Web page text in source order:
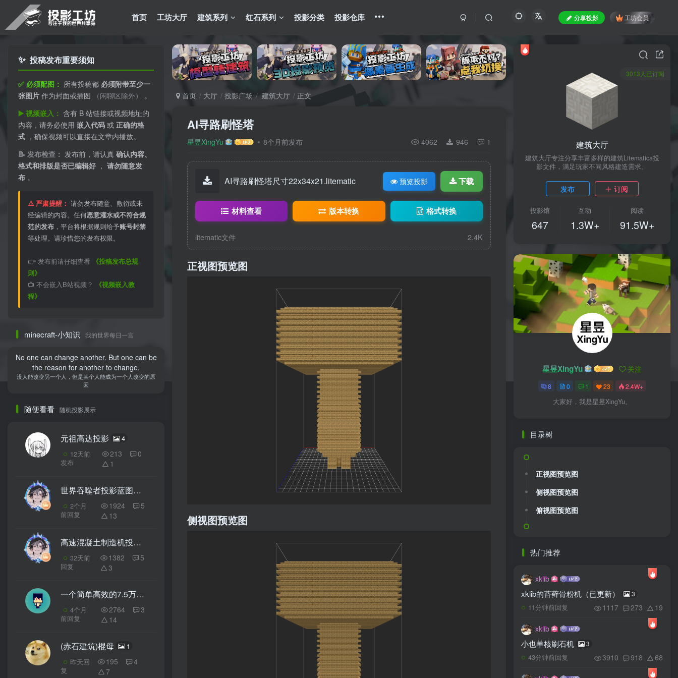
首页 工坊大厅 建筑系列 红石系列 投影分类 投影仓库 分享投影 工坊会员
✨ 投稿发布重要须知
✅ 必须配图： 所有投稿都 必须附带至少一
张图片 作为封面或插图 （闲聊区除外） 。
▶️ 视频嵌入： 含有 B 站链接或视频地址的
内容，请务必使用 嵌入代码 或 正确的格
式 ，确保视频可以直接在文章内播放。
📝 发布检查： 发布前，请认真 确认内容、
格式和排版是否已编辑好 ， 请勿随意发
布 。
⚠️ 严肃提醒： 请勿发布随意、敷衍或未
经编辑的内容。任何恶意灌水或不符合规
范的发布 ，平台将根据规则给予账号封禁
等处理。请珍惜您的发布权限。
👉 发布前请仔细查看 《投稿发布总规
则》
📺 不会嵌入B站视频？
《视频嵌入教
程》
minecraft-小知识 我的世界每日一言
No one can change another. But one can be
the reason for another to change.
没人能改变另一个人，但是某个人能成为一个人改变的原
因
随便看看 随机投影展示
元祖高达投影 4
12天前
发布
213
0
1
世界吞噬者投影蓝图（ilmango 加宽版 / 启动段）- 我的世界红石生电 3
2个月
前回复
1924
5
13
高速混凝土制造机投影蓝图（2.2万/h）- 我的世界红石生电自动化 3
32天前
回复
1382
5
3
一个简单高效的7.5万全自动刷石机
4个月
前回复
2764
3
14
(赤石建筑)棍母 1
昨天回
复
195
4
7
首页 大厅 投影广场 建筑大厅 正文
AI寻路刷怪塔
星昱XingYu 8个月前发布 4062 946 1
AI寻路刷怪塔尺寸22x34x21.litematic 预览投影 下载
材料查看 版本转换 格式转换
litematic文件 2.4K
正视图预览图
侧视图预览图
3013人已订阅
建筑大厅
建筑大厅专注分享丰富多样的建筑Litematica投
影文件，满足玩家不同风格建造需求。
发布 订阅
投影馆
647
互动
1.3W+
阅读
91.5W+
星昱XingYu 关注
8 0 1 23 2.4W+
大家好，我是星昱XingYu。
目录树
正视图预览图
侧视图预览图
俯视图预览图
热门推荐
xklib
xklib的苔藓骨粉机（已更新） 3
11分钟前回复 1117 273 19
xklib
小也单核刷石机 3
43分钟前回复 3910 918 68